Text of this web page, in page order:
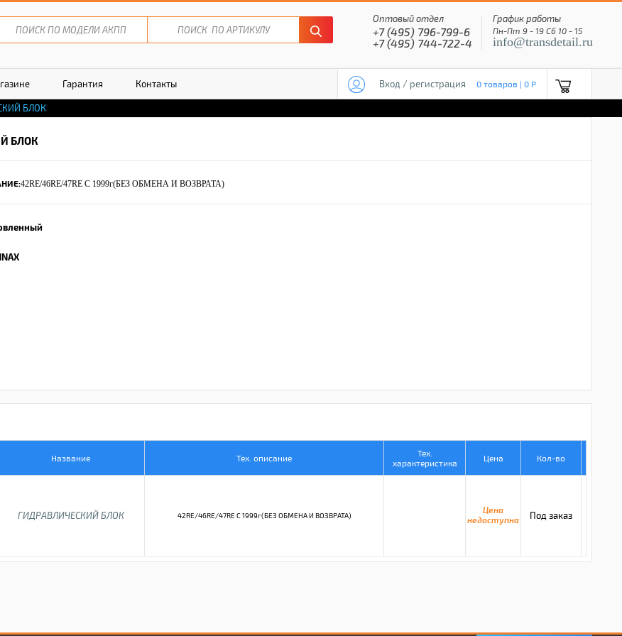
Оптовый отдел
+7 (495) 796-799-6
+7 (495) 744-722-4
График работы
Пн-Пт 9 - 19 Сб 10 - 15
info@transdetail.ru
Гарантия Контакты Вход / регистрация 0 товаров | 0 P
БЛОК
БЛОК
42RE/46RE/47RE C 1999г(БЕЗ ОБМЕНА И ВОЗВРАТА)
Название Тех. описание
Тех.
характеристика
Цена Кол-во
ГИДРАВЛИЧЕСКИЙ БЛОК 42RE/46RE/47RE C 1999г(БЕЗ ОБМЕНА И ВОЗВРАТА)
Цена
недоступна
Под заказ